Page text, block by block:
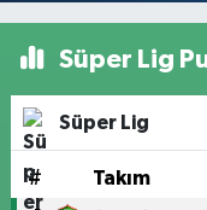
Süper Lig
Süper Lig
# Takım